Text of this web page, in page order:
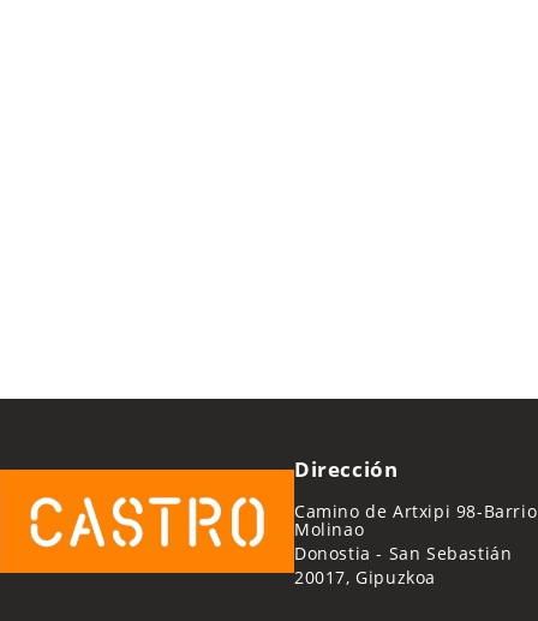
Dirección
Camino de Artxipi 98-Barrio
Molinao
Donostia - San Sebastián
20017, Gipuzkoa